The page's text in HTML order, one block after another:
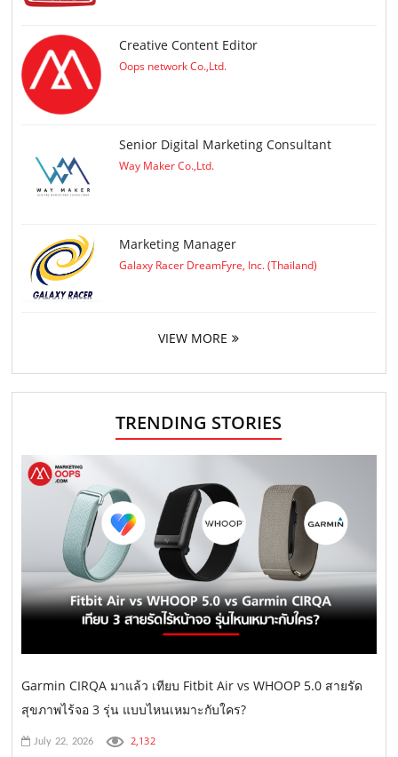
Creative Content Editor
Oops network Co.,Ltd.
Senior Digital Marketing Consultant
Way Maker Co.,Ltd.
Marketing Manager
Galaxy Racer DreamFyre, Inc. (Thailand)
VIEW MORE
TRENDING STORIES
Garmin CIRQA มาแล้ว เทียบ Fitbit Air vs WHOOP 5.0 สายรัด
สุขภาพไร้จอ 3 รุ่น แบบไหนเหมาะกับใคร?
July 22, 2026 2,132